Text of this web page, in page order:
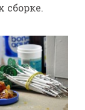
сборке.